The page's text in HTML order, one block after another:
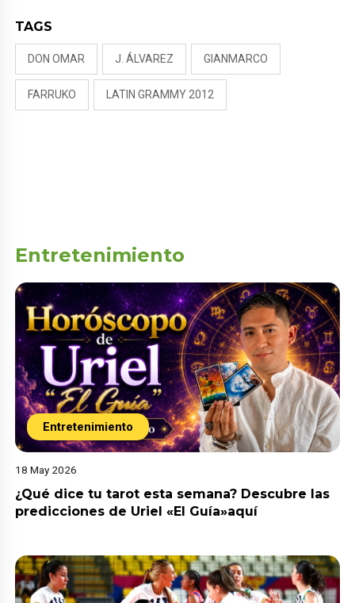
TAGS
DON OMAR J. ÁLVAREZ GIANMARCO
FARRUKO LATIN GRAMMY 2012
Entretenimiento
Entretenimiento
18 May 2026
¿Qué dice tu tarot esta semana? Descubre las
predicciones de Uriel «El Guía»aquí